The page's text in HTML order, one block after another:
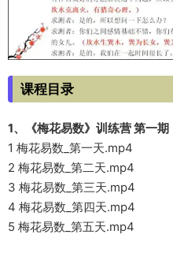
课程目录
1、《梅花易数》训练营 第一期
1 梅花易数_第一天.mp4
2 梅花易数_第二天.mp4
3 梅花易数_第三天.mp4
4 梅花易数_第四天.mp4
5 梅花易数_第五天.mp4